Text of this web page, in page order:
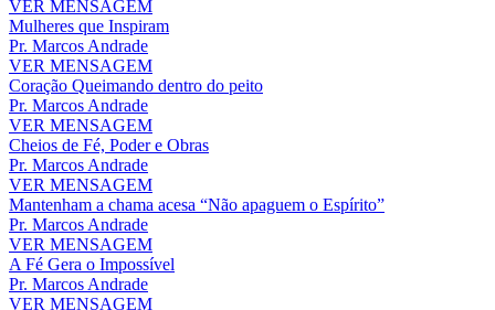
VER MENSAGEM
Mulheres que Inspiram
Pr. Marcos Andrade
VER MENSAGEM
Coração Queimando dentro do peito
Pr. Marcos Andrade
VER MENSAGEM
Cheios de Fé, Poder e Obras
Pr. Marcos Andrade
VER MENSAGEM
Mantenham a chama acesa “Não apaguem o Espírito”
Pr. Marcos Andrade
VER MENSAGEM
A Fé Gera o Impossível
Pr. Marcos Andrade
VER MENSAGEM